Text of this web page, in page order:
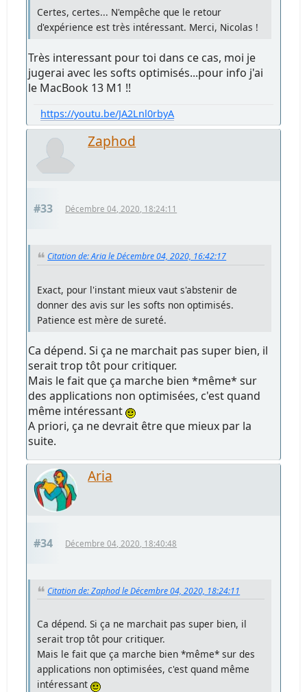
Certes, certes... N'empêche que le retour
d'expérience est très intéressant. Merci, Nicolas !
Très interessant pour toi dans ce cas, moi je
jugerai avec les softs optimisés...pour info j'ai
le MacBook 13 M1 !!
https://youtu.be/JA2Lnl0rbyA
Zaphod
#33 Décembre 04, 2020, 18:24:11
Citation de: Aria le Décembre 04, 2020, 16:42:17
Exact, pour l'instant mieux vaut s'abstenir de
donner des avis sur les softs non optimisés.
Patience est mère de sureté.
Ca dépend. Si ça ne marchait pas super bien, il
serait trop tôt pour critiquer.
Mais le fait que ça marche bien *même* sur
des applications non optimisées, c'est quand
même intéressant
A priori, ça ne devrait être que mieux par la
suite.
Aria
#34 Décembre 04, 2020, 18:40:48
Citation de: Zaphod le Décembre 04, 2020, 18:24:11
Ca dépend. Si ça ne marchait pas super bien, il
serait trop tôt pour critiquer.
Mais le fait que ça marche bien *même* sur des
applications non optimisées, c'est quand même
intéressant